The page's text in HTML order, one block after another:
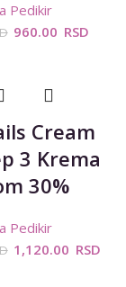
Pedikir
960.00 RSD
Cream
3 Krema
30%
Pedikir
1,120.00 RSD